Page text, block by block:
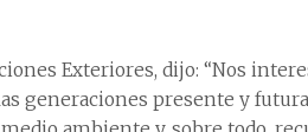
Exteriores, dijo: “Nos
generaciones presente y